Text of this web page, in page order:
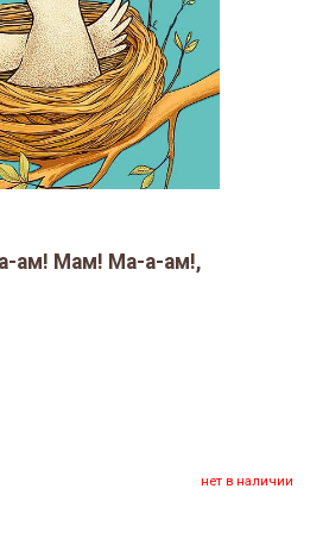
ам! Мам! Ма-а-ам!,
нет в наличии